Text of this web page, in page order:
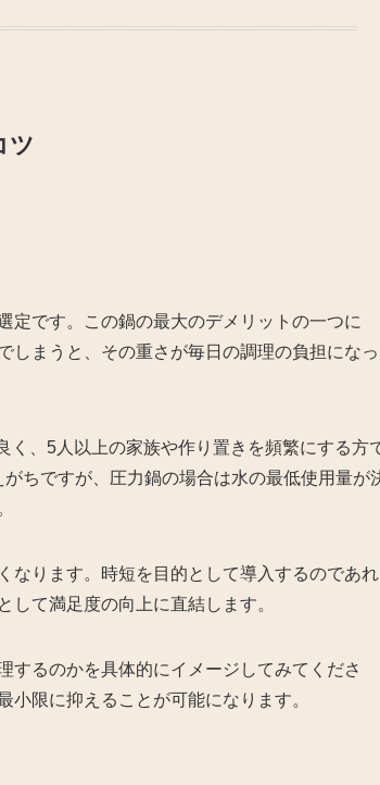
ツ
定です。この鍋の最大のデメリットの一つに
しまうと、その重さが毎日の調理の負担になっ
く、5人以上の家族や作り置きを頻繁にする方
ちですが、圧力鍋の場合は水の最低使用量が
なります。時短を目的として導入するのであれ
て満足度の向上に直結します。
するのかを具体的にイメージしてみてくださ
限に抑えることが可能になります。